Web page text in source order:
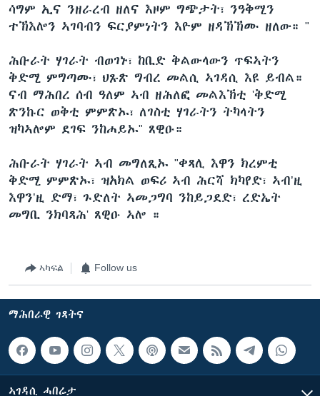
ሳግም ኢና ንዘራረብ ዘለና እዞም ግጭታት፣ ንዓቅሚን
ተኽእሎን ኣገባብን ፍርያምነትን እዮም ዘዳኽኽሙ ዘለው። "
ሕቡራት ሃገራት ብወገኑ፣ ከቢድ ቅልውላውን ጥፍኣትን
ቅድሚ ምግጣሙ፣ ህጹጽ ግብረ መልሲ ኣገዳሲ እዩ ይብል።
ናብ ማሕበረ ሰብ ዓለም ኣብ ዘሕለፎ መልእኽቲ 'ቅድሚ
ጽንኩር ወቅቲ ምምጽኡ፣ ለገስቲ ሃገራትን ትካላትን
ዝካኣሎም ደገፍ ንከሐይኡ" ጸዊዑ።
ሕቡራት ሃገራት ኣብ መግለጺኡ "ቀጻሊ እዋን ክረምቲ
ቅድሚ ምምጽኡ፣ ዝአክል ወፍሪ ኣብ ሕርሻ ክካየድ፣ ኣብ’ዚ
እዋን’ዚ ድማ፣ ጉድለት ኣመጋግባ ንከይጋደድ፣ ረድኤት
መግቢ ንክባጻሕ' ጸዊዑ ኣሎ ።
ኣካፍል Follow us
ማሕበራዊ ገጻትና
ኣገዳሲ ሓበሬታ